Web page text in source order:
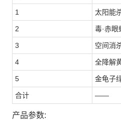
1 太阳能
2 毒·赤眼
3 空间消
4 全降解
5 金龟子
合计 ——
产品参数: